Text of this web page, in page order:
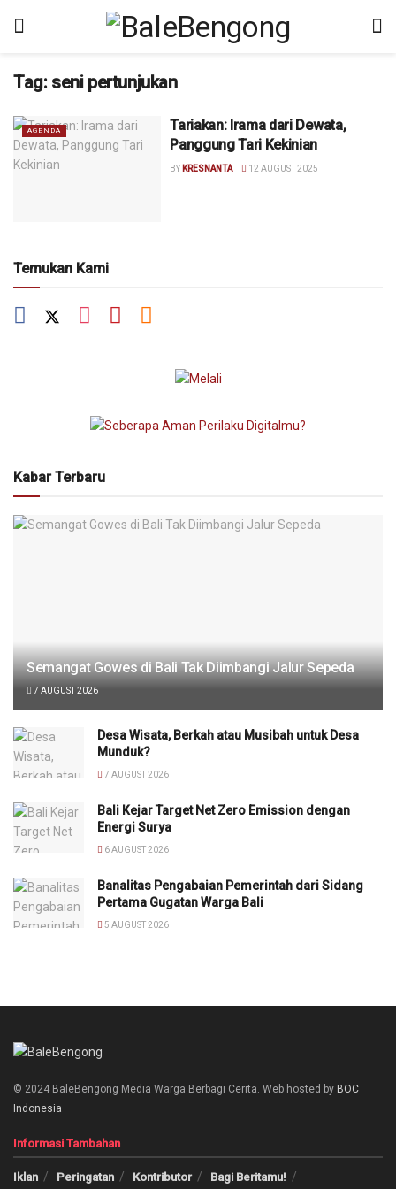
Tag: seni pertunjukan
AGENDA
Tariakan: Irama dari Dewata,
Panggung Tari Kekinian
BY KRESNANTA 12 AUGUST 2025
Temukan Kami
Kabar Terbaru
Semangat Gowes di Bali Tak Diimbangi Jalur Sepeda
7 AUGUST 2026
Desa Wisata, Berkah atau Musibah untuk Desa
Munduk?
7 AUGUST 2026
Bali Kejar Target Net Zero Emission dengan
Energi Surya
6 AUGUST 2026
Banalitas Pengabaian Pemerintah dari Sidang
Pertama Gugatan Warga Bali
5 AUGUST 2026
© 2024 BaleBengong Media Warga Berbagi Cerita. Web hosted by BOC
Indonesia
Informasi Tambahan
Iklan Peringatan Kontributor Bagi Beritamu!